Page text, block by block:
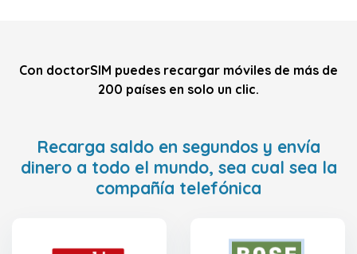
Con doctorSIM puedes recargar móviles de más de
200 países en solo un clic.
Recarga saldo en segundos y envía
dinero a todo el mundo, sea cual sea la
compañía telefónica